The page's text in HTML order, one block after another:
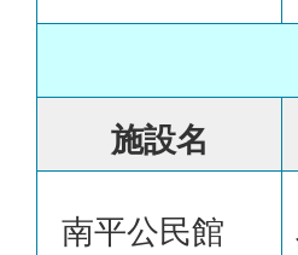
施設名
南平公民館